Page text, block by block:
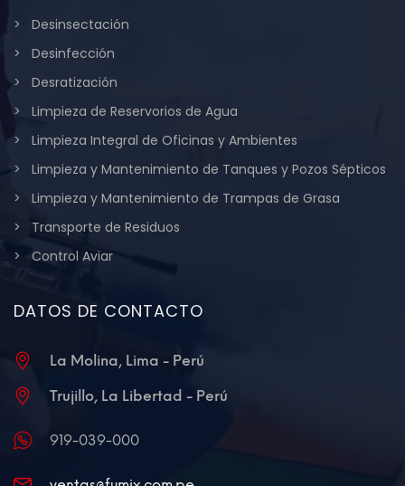
Desinsectación
Desinfección
Desratización
Limpieza de Reservorios de Agua
Limpieza Integral de Oficinas y Ambientes
Limpieza y Mantenimiento de Tanques y Pozos Sépticos
Limpieza y Mantenimiento de Trampas de Grasa
Transporte de Residuos
Control Aviar
DATOS DE CONTACTO
La Molina, Lima - Perú
Trujillo, La Libertad - Perú
919-039-000